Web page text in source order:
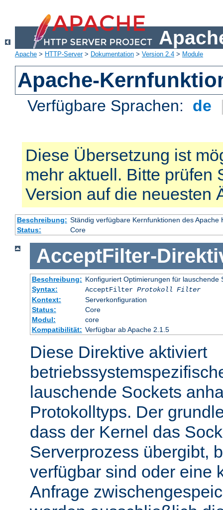
Apache > HTTP-Server> Dokumentation > Version 2.4 > Module
Apache-
Verfügbare Sprachen: de
Diese Übersetzung ist
mehr aktuell. Bitte prüfen
Version auf die neuesten
Beschreibung: Ständig verfügbare Kernfunktionen des Apache
Status:
Core
AcceptFilter-
Beschreibung: Konfiguriert Optimierungen für lauschende
Syntax:
AcceptFilter Protokoll Filter
Kontext:
Serverkonfiguration
Status:
Core
Modul:
core
Kompatibilität: Verfügbar ab Apache 2.1.5
Diese Direktive aktiviert
lauschende Sockets
Protokolltyps. Der
dass der Kernel das
Serverprozess übergibt,
verfügbar sind oder eine
Anfrage